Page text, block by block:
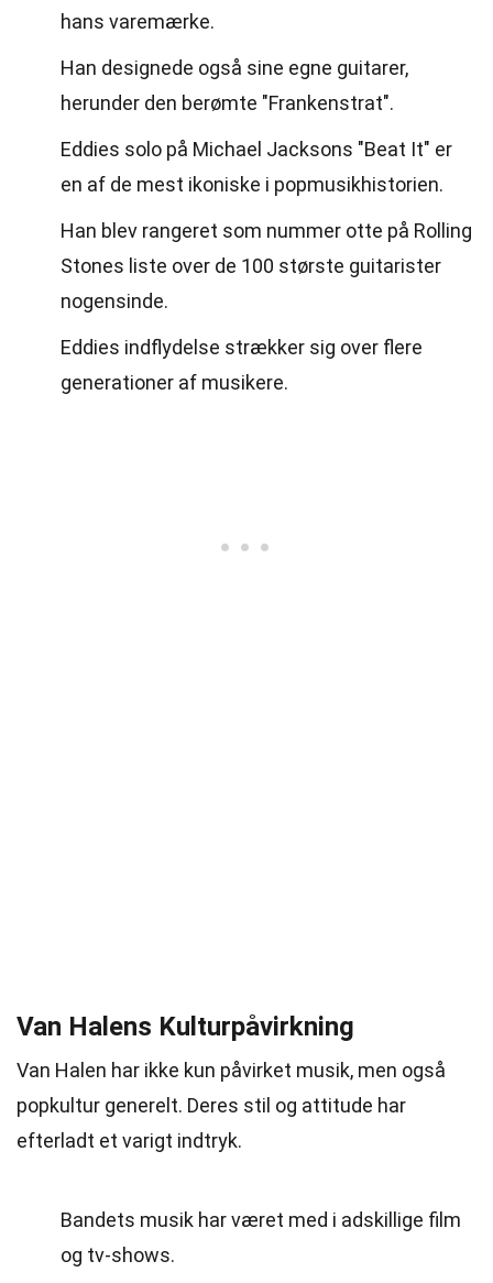
hans varemærke.
Han designede også sine egne guitarer,
herunder den berømte "Frankenstrat".
Eddies solo på Michael Jacksons "Beat It" er
en af de mest ikoniske i popmusikhistorien.
Han blev rangeret som nummer otte på Rolling
Stones liste over de 100 største guitarister
nogensinde.
Eddies indflydelse strækker sig over flere
generationer af musikere.
Van Halens Kulturpåvirkning
Van Halen har ikke kun påvirket musik, men også
popkultur generelt. Deres stil og attitude har
efterladt et varigt indtryk.
Bandets musik har været med i adskillige film
og tv-shows.